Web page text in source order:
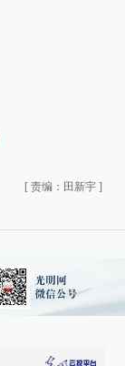
[ 责编：田新宇 ]